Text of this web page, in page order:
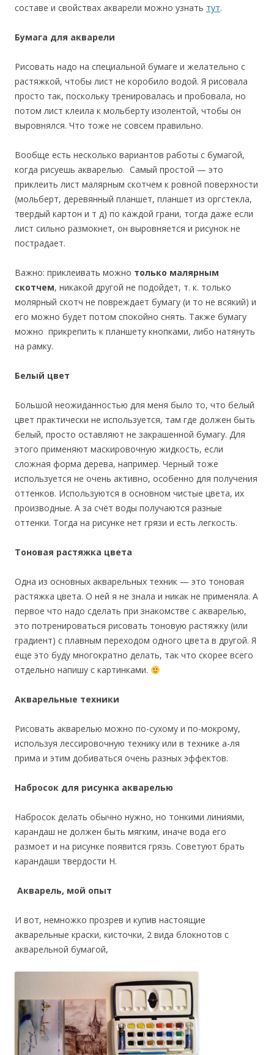
составе и свойствах акварели можно узнать тут.
Бумага для акварели
Рисовать надо на специальной бумаге и желательно с
растяжкой, чтобы лист не коробило водой. Я рисовала
просто так, поскольку тренировалась и пробовала, но
потом лист клеила к мольберту изолентой, чтобы он
выровнялся. Что тоже не совсем правильно.
Вообще есть несколько вариантов работы с бумагой,
когда рисуешь акварелью. Самый простой — это
приклеить лист малярным скотчем к ровной поверхности
(мольберт, деревянный планшет, планшет из оргстекла,
твердый картон и т д) по каждой грани, тогда даже если
лист сильно размокнет, он выровняется и рисунок не
пострадает.
Важно: приклеивать можно только малярным
скотчем, никакой другой не подойдет, т. к. только
молярный скотч не повреждает бумагу (и то не всякий) и
его можно будет потом спокойно снять. Также бумагу
можно прикрепить к планшету кнопками, либо натянуть
на рамку.
Белый цвет
Большой неожиданностью для меня было то, что белый
цвет практически не используется, там где должен быть
белый, просто оставляют не закрашенной бумагу. Для
этого применяют маскировочную жидкость, если
сложная форма дерева, например. Черный тоже
используется не очень активно, особенно для получения
оттенков. Используются в основном чистые цвета, их
производные. А за счёт воды получаются разные
оттенки. Тогда на рисунке нет грязи и есть легкость.
Тоновая растяжка цвета
Одна из основных акварельных техник — это тоновая
растяжка цвета. О ней я не знала и никак не применяла. А
первое что надо сделать при знакомстве с акварелью,
это потренироваться рисовать тоновую растяжку (или
градиент) с плавным переходом одного цвета в другой. Я
еще это буду многократно делать, так что скорее всего
отдельно напишу с картинками.
Акварельные техники
Рисовать акварелью можно по-сухому и по-мокрому,
используя лессировочную технику или в технике а-ля
прима и этим добиваться очень разных эффектов.
Набросок для рисунка акварелью
Набросок делать обычно нужно, но тонкими линиями,
карандаш не должен быть мягким, иначе вода его
размоет и на рисунке появится грязь. Советуют брать
карандаши твердости Н.
Акварель, мой опыт
И вот, немножко прозрев и купив настоящие
акварельные краски, кисточки, 2 вида блокнотов с
акварельной бумагой,